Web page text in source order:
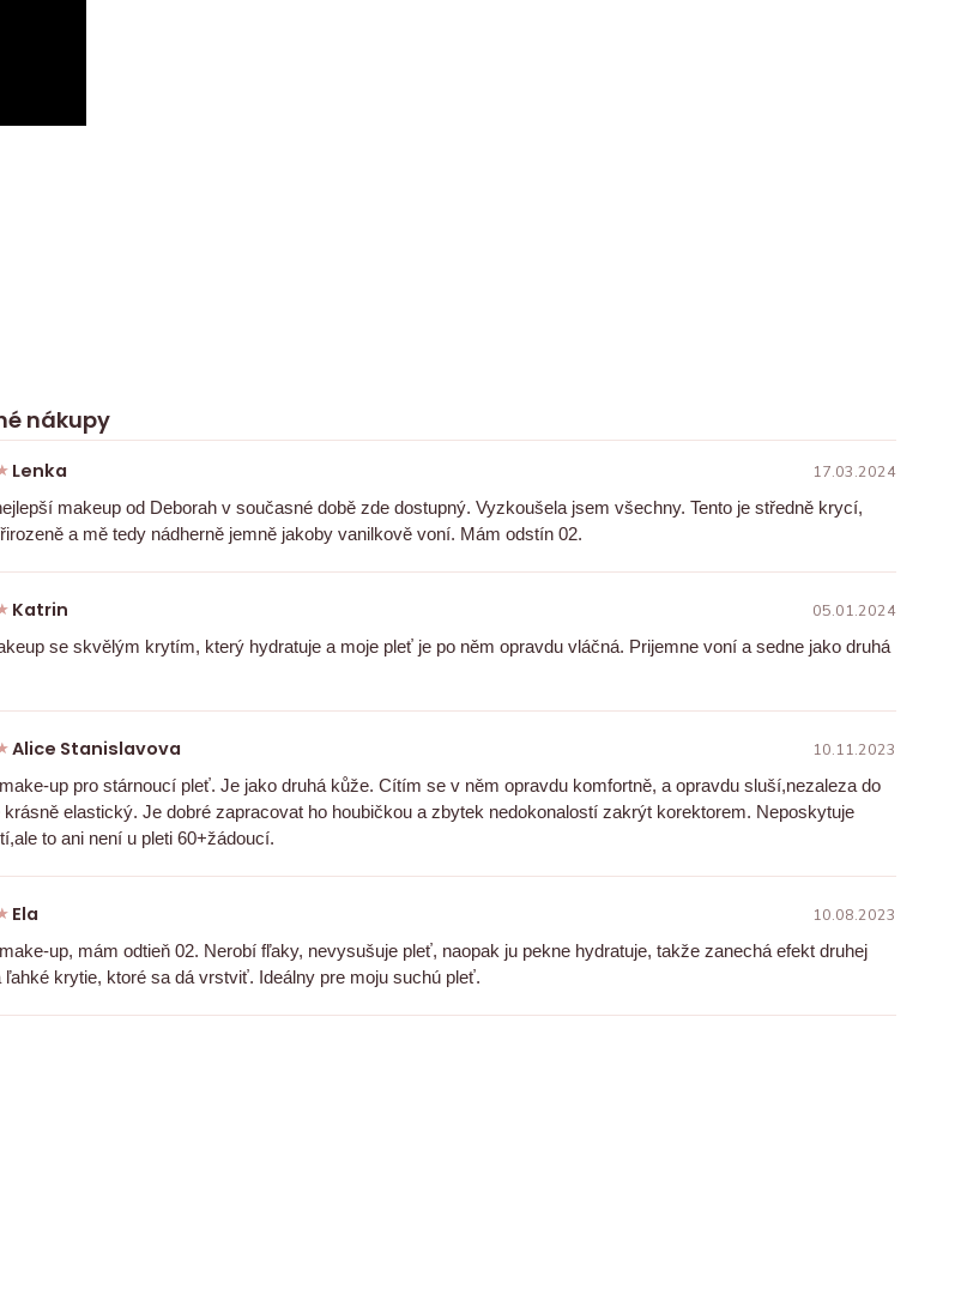
nákupy
Lenka 17.03.2024
makeup od Deborah v současné době zde dostupný. Vyzkoušela jsem všechny. Tento je středně krycí,
a mě tedy nádherně jemně jakoby vanilkově voní. Mám odstín 02.
Katrin 05.01.2024
se skvělým krytím, který hydratuje a moje pleť je po něm opravdu vláčná. Prijemne voní a sedne jako druhá
Alice Stanislavova 10.11.2023
up pro stárnoucí pleť. Je jako druhá kůže. Cítím se v něm opravdu komfortně, a opravdu sluší,nezaleza do
elastický. Je dobré zapracovat ho houbičkou a zbytek nedokonalostí zakrýt korektorem. Neposkytuje
to ani není u pleti 60+žádoucí.
Ela 10.08.2023
up, mám odtieň 02. Nerobí fľaky, nevysušuje pleť, naopak ju pekne hydratuje, takže zanechá efekt druhej
ľahké krytie, ktoré sa dá vrstviť. Ideálny pre moju suchú pleť.